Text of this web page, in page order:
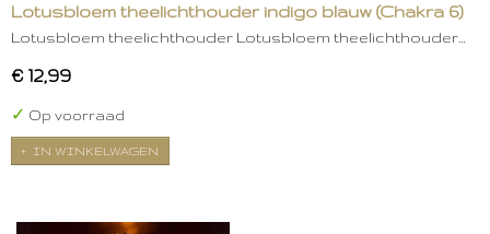
Lotusbloem theelichthouder indigo blauw (Chakra 6)
Lotusbloem theelichthouder Lotusbloem theelichthouder…
€ 12,99
✓ Op voorraad
IN WINKELWAGEN